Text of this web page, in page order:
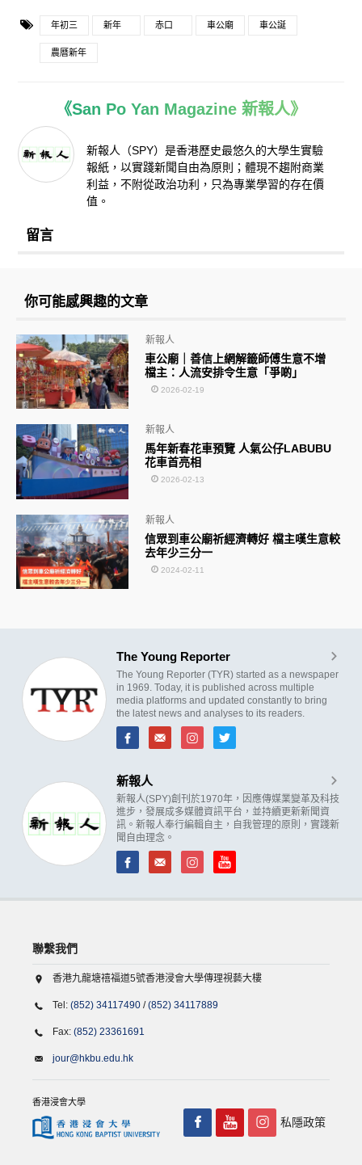
年初三 新年 赤口 車公廟 車公誕
農曆新年
《San Po Yan Magazine 新報人》
新報人（SPY）是香港歷史最悠久的大學生實驗
報紙，以實踐新聞自由為原則；體現不趨附商業
利益，不附從政治功利，只為專業學習的存在價
值。
留言
你可能感興趣的文章
車公廟｜善信上網解籤師傅生意不增
檔主：人流安排令生意「爭啲」
新報人
2026-02-19
馬年新春花車預覽 人氣公仔LABUBU
花車首亮相
新報人
2026-02-13
信眾到車公廟祈經濟轉好 檔主嘆生意較
去年少三分一
新報人
2024-02-11
The Young Reporter
The Young Reporter (TYR) started as a newspaper
in 1969. Today, it is published across multiple
media platforms and updated constantly to bring
the latest news and analyses to its readers.
新報人
新報人(SPY)創刊於1970年，因應傳媒業變革及科技
進步，發展成多媒體資訊平台，並持續更新新聞資
訊。新報人奉行編輯自主，自我管理的原則，實踐新
聞自由理念。
聯繫我們
香港九龍塘禧福道5號香港浸會大學傳理視藝大樓
Tel: (852) 34117490 /(852) 34117889
Fax: (852) 23361691
jour@hkbu.edu.hk
香港浸會大學
私隱政策